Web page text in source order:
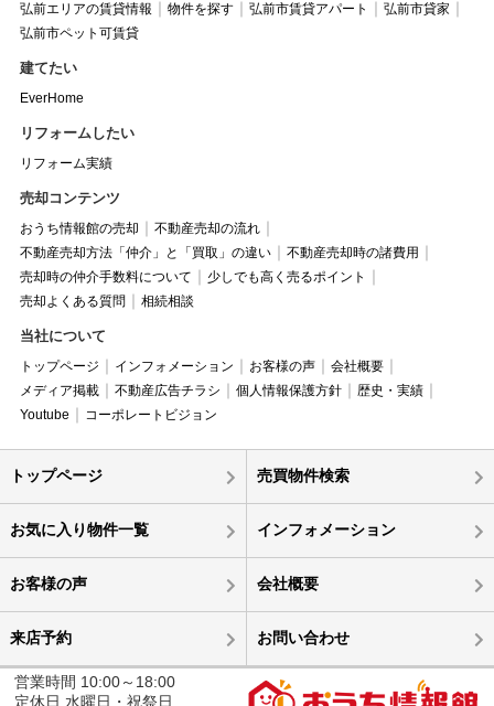
弘前エリアの賃貸情報 物件を探す 弘前市賃貸アパート
弘前市貸家
弘前市ペット可賃貸
建てたい
EverHome
リフォームしたい
リフォーム実績
売却コンテンツ
おうち情報館の売却
不動産売却の流れ
不動産売却方法「仲介」と「買取」の違い
不動産売却時の諸費用
売却時の仲介手数料について
少しでも高く売るポイント
売却よくある質問
相続相談
当社について
トップページ インフォメーション お客様の声
会社概要
メディア掲載
不動産広告チラシ 個人情報保護方針
歴史・実績
Youtube
コーポレートビジョン
トップページ 売買物件検索
お気に入り物件一覧 インフォメーション
お客様の声 会社概要
来店予約 お問い合わせ
営業時間 10:00～18:00
定休日 水曜日・祝祭日